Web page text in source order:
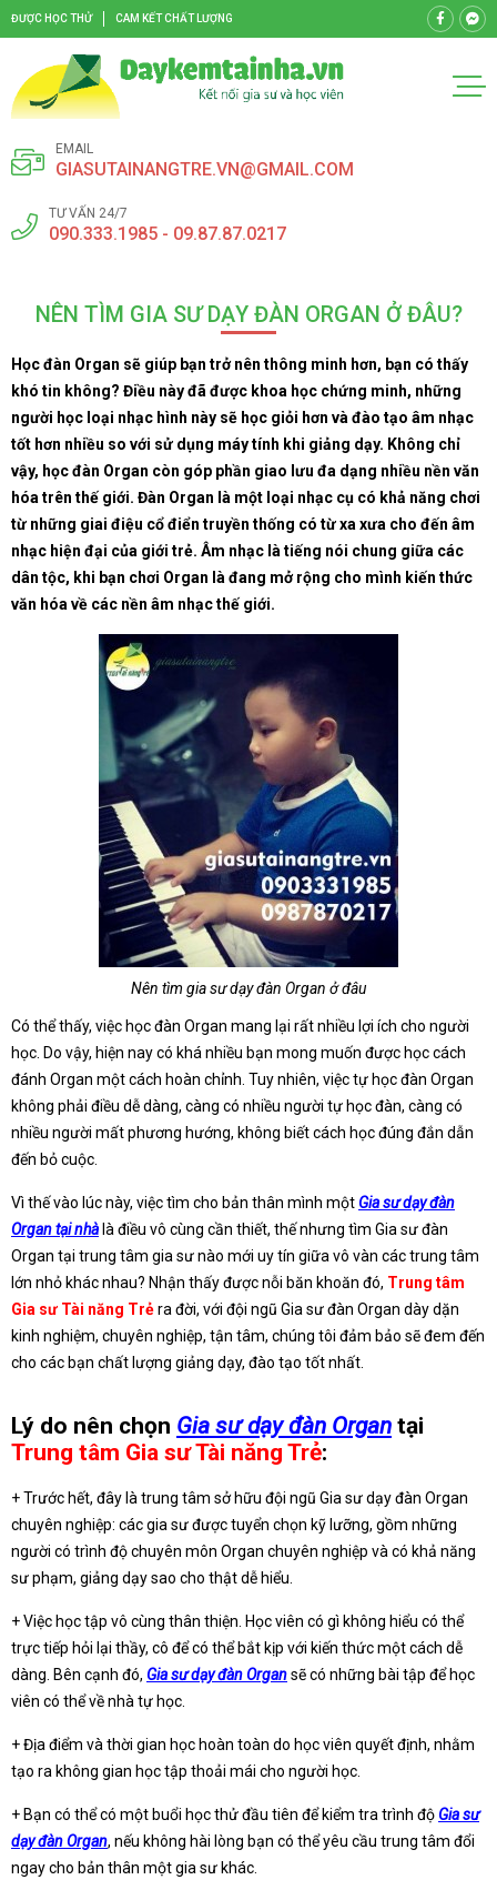
ĐƯỢC HỌC THỬ CAM KẾT CHẤT LƯỢNG
EMAIL
GIASUTAINANGTRE.VN@GMAIL.COM
TƯ VẤN 24/7
090.333.1985 - 09.87.87.0217
NÊN TÌM GIA SƯ DẠY ĐÀN ORGAN Ở ĐÂU?
Học đàn Organ sẽ giúp bạn trở nên thông minh hơn, bạn có thấy
khó tin không? Điều này đã được khoa học chứng minh, những
người học loại nhạc hình này sẽ học giỏi hơn và đào tạo âm nhạc
tốt hơn nhiều so với sử dụng máy tính khi giảng dạy. Không chỉ
vậy, học đàn Organ còn góp phần giao lưu đa dạng nhiều nền văn
hóa trên thế giới. Đàn Organ là một loại nhạc cụ có khả năng chơi
từ những giai điệu cổ điển truyền thống có từ xa xưa cho đến âm
nhạc hiện đại của giới trẻ. Âm nhạc là tiếng nói chung giữa các
dân tộc, khi bạn chơi Organ là đang mở rộng cho mình kiến thức
văn hóa về các nền âm nhạc thế giới.
Nên tìm gia sư dạy đàn Organ ở đâu
Có thể thấy, việc học đàn Organ mang lại rất nhiều lợi ích cho người
học. Do vậy, hiện nay có khá nhiều bạn mong muốn được học cách
đánh Organ một cách hoàn chỉnh. Tuy nhiên, việc tự học đàn Organ
không phải điều dễ dàng, càng có nhiều người tự học đàn, càng có
nhiều người mất phương hướng, không biết cách học đúng đắn dẫn
đến bỏ cuộc.
Vì thế vào lúc này, việc tìm cho bản thân mình một Gia sư dạy đàn
Organ tại nhà là điều vô cùng cần thiết, thế nhưng tìm Gia sư đàn
Organ tại trung tâm gia sư nào mới uy tín giữa vô vàn các trung tâm
lớn nhỏ khác nhau? Nhận thấy được nỗi băn khoăn đó, Trung tâm
Gia sư Tài năng Trẻra đời, với đội ngũ Gia sư đàn Organ dày dặn
kinh nghiệm, chuyên nghiệp, tận tâm, chúng tôi đảm bảo sẽ đem đến
cho các bạn chất lượng giảng dạy, đào tạo tốt nhất.
Lý do nên chọn Gia sư dạy đàn Organ tại
Trung tâm Gia sư Tài năng Trẻ:
+ Trước hết, đây là trung tâm sở hữu đội ngũ Gia sư dạy đàn Organ
chuyên nghiệp: các gia sư được tuyển chọn kỹ lưỡng, gồm những
người có trình độ chuyên môn Organ chuyên nghiệp và có khả năng
sư phạm, giảng dạy sao cho thật dễ hiểu.
+ Việc học tập vô cùng thân thiện. Học viên có gì không hiểu có thể
trực tiếp hỏi lại thầy, cô để có thể bắt kịp với kiến thức một cách dễ
dàng. Bên cạnh đó, Gia sư dạy đàn Organsẽ có những bài tập để học
viên có thể về nhà tự học.
+ Địa điểm và thời gian học hoàn toàn do học viên quyết định, nhằm
tạo ra không gian học tập thoải mái cho người học.
+ Bạn có thể có một buổi học thử đầu tiên để kiểm tra trình độ Gia sư
dạy đàn Organ, nếu không hài lòng bạn có thể yêu cầu trung tâm đổi
ngay cho bản thân một gia sư khác.